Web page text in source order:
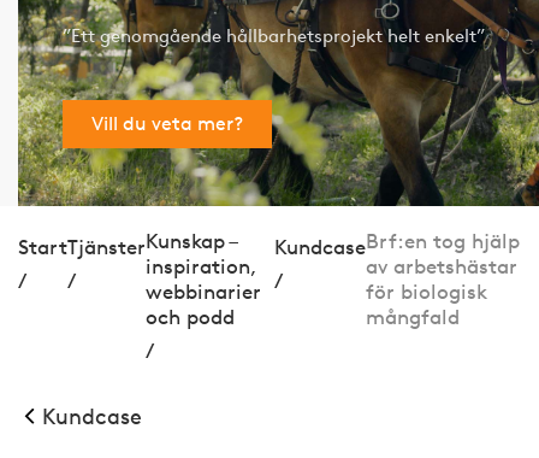
”Ett genomgående hållbarhetsprojekt helt enkelt”
Vill du veta mer?
Start
/
Tjänster
/
Kunskap –
inspiration,
webbinarier
och podd
/
Kundcase
/
Brf:en tog hjälp
av arbetshästar
för biologisk
mångfald
Kundcase